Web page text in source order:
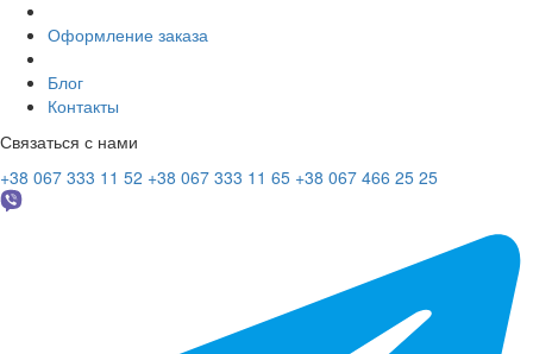
Оформление заказа
Блог
Контакты
Связаться с нами
+38 067 333 11 52 +38 067 333 11 65 +38 067 466 25 25